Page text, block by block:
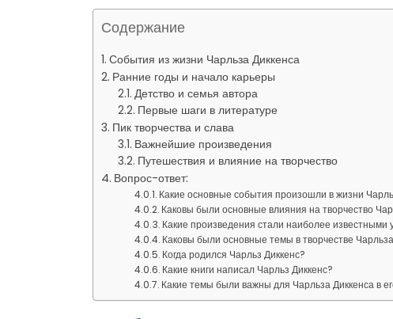
Содержание
События из жизни Чарльза Диккенса
Ранние годы и начало карьеры
Детство и семья автора
Первые шаги в литературе
Пик творчества и слава
Важнейшие произведения
Путешествия и влияние на творчество
Вопрос-ответ:
Какие основные события произошли в жизни
Каковы были основные влияния на творчество
Какие произведения стали наиболее известными
Каковы были основные темы в творчестве
Когда родился Чарльз Диккенс?
Какие книги написал Чарльз Диккенс?
Какие темы были важны для Чарльза Диккенса в